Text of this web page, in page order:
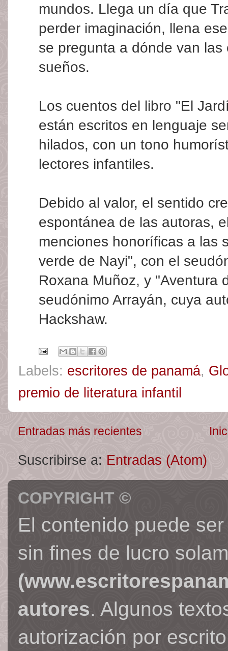
mundos. Llega un día que
perder imaginación, llena
se pregunta a dónde van
sueños.
Los cuentos del libro "El
están escritos en lenguaje
hilados, con un tono
lectores infantiles.
Debido al valor, el sentido
espontánea de las autoras,
menciones honoríficas a las
verde de Nayi", con el
Roxana Muñoz, y "Aventura
seudónimo Arrayán, cuya
Hackshaw.
Labels: escritores de panamá,
premio de literatura infantil
Entradas más recientes
Suscribirse a: Entradas (Atom)
COPYRIGHT ©
El contenido puede
sin fines de lucro
autores. Algunos
autorización por